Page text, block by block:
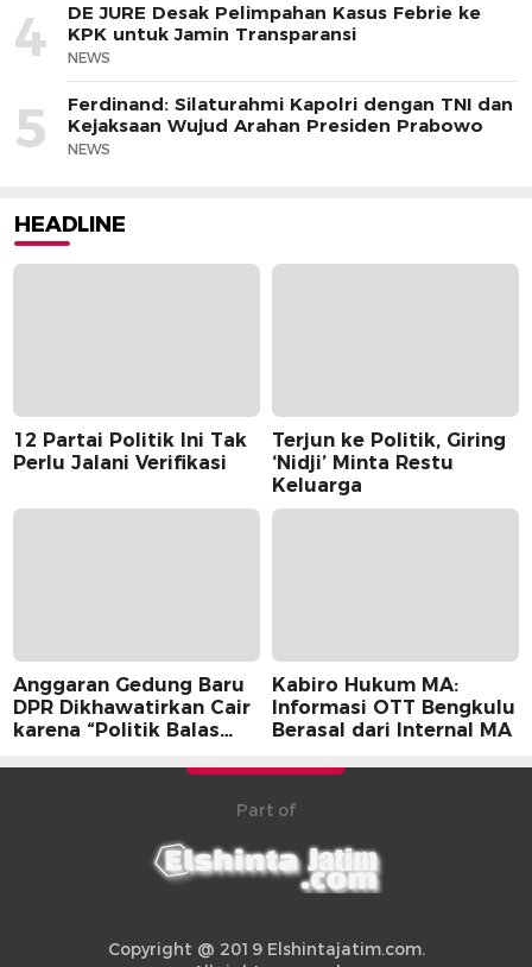
4
DE JURE Desak Pelimpahan Kasus Febrie ke
KPK untuk Jamin Transparansi
NEWS
5
Ferdinand: Silaturahmi Kapolri dengan TNI dan
Kejaksaan Wujud Arahan Presiden Prabowo
NEWS
HEADLINE
12 Partai Politik Ini Tak
Perlu Jalani Verifikasi
Terjun ke Politik, Giring
‘Nidji’ Minta Restu
Keluarga
Anggaran Gedung Baru
DPR Dikhawatirkan Cair
karena “Politik Balas
Kabiro Hukum MA:
Informasi OTT Bengkulu
Berasal dari Internal MA
Part of
Copyright @ 2019 Elshintajatim.com.